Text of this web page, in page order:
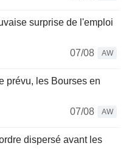
surprise de l'emploi
07/08
AW
prévu, les Bourses en
07/08
AW
dispersé avant les